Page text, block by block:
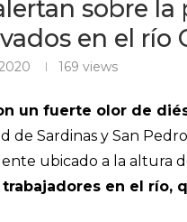
sobre la
en el río
169 views
un fuerte olor de
de Sardinas y San
ubicado a la altura
en el río,